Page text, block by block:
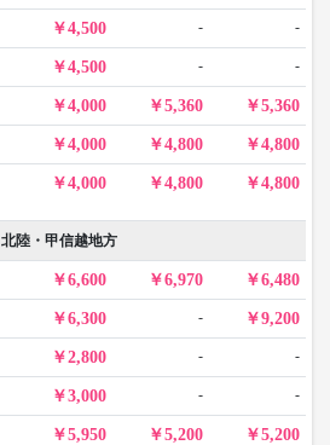
4,500 - -
4,500 - -
4,000 5,360 5,360
4,000 4,800 4,800
4,000 4,800 4,800
北陸・甲信越地方
6,600 6,970 6,480
6,300 - 9,200
2,800 - -
3,000 - -
5,950 5,200 5,200